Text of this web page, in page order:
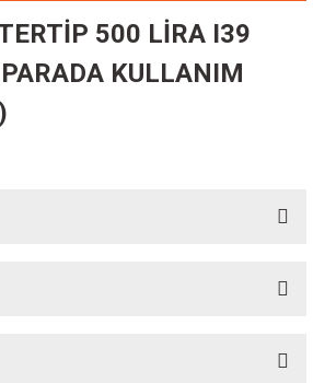
500 LİRA I39
KULLANIM